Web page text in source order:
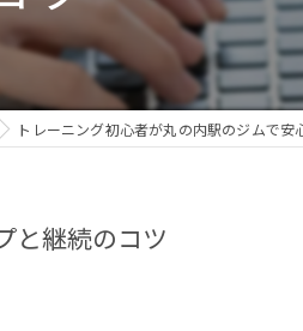
トレーニング初心者が丸の内駅のジムで
と継続のコツ